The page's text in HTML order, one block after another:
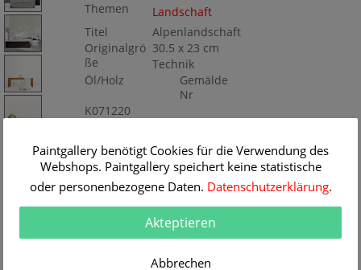
Themen
Landschaft
Titel
Alpenlandschaft
Originalgrö
ße
30.5 x 23 cm
Technik
Öl/Holz
Gemälde
Nr
K071220
Paintgallery benötigt Cookies für die Verwendung des
Webshops. Paintgallery speichert keine statistische
oder personenbezogene Daten. Datenschutzerklärung.
Akteptieren
Abbrechen